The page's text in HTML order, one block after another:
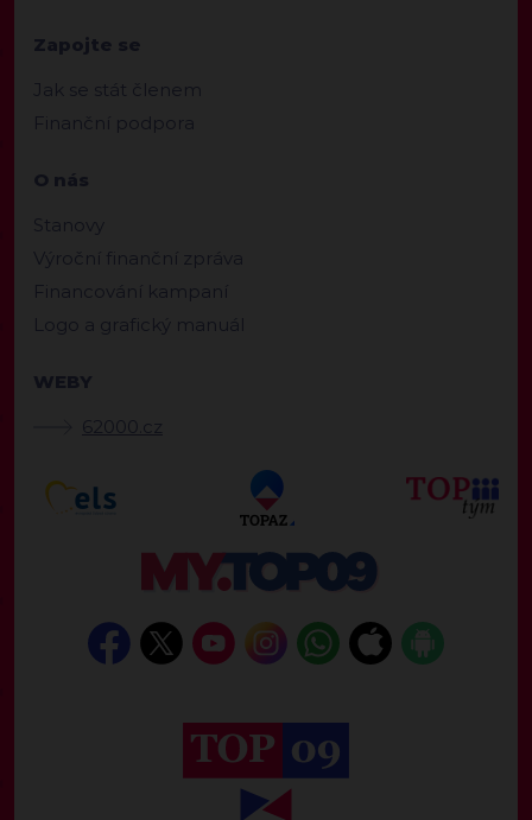
Zapojte se
Jak se stát členem
Finanční podpora
O nás
Stanovy
Výroční finanční zpráva
Financování kampaní
Logo a grafický manuál
WEBY
62000.cz